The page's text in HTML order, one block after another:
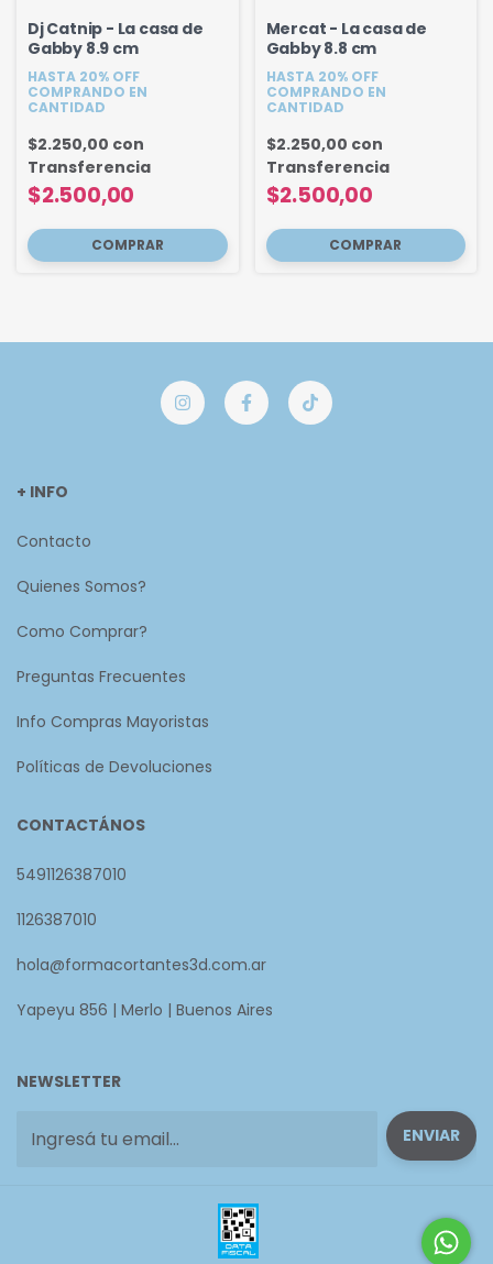
Dj Catnip - La casa de
Gabby 8.9 cm
HASTA 20% OFF
COMPRANDO EN
CANTIDAD
$2.500,00
$2.250,00 con
Transferencia
Mercat - La casa de
Gabby 8.8 cm
HASTA 20% OFF
COMPRANDO EN
CANTIDAD
$2.500,00
$2.250,00 con
Transferencia
+ INFO
Contacto
Quienes Somos?
Como Comprar?
Preguntas Frecuentes
Info Compras Mayoristas
Políticas de Devoluciones
CONTACTÁNOS
5491126387010
1126387010
hola@formacortantes3d.com.ar
Yapeyu 856 | Merlo | Buenos Aires
NEWSLETTER